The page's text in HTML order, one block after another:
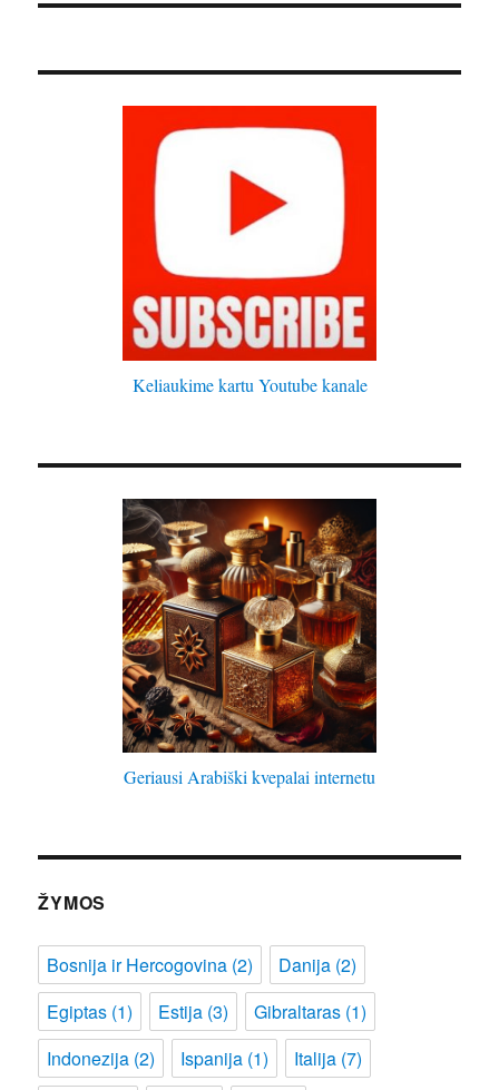
Keliaukime kartu Youtube kanale
Geriausi Arabiški kvepalai internetu
ŽYMOS
Bosnija ir Hercogovina (2) Danija (2)
Egiptas (1) Estija (3) Gibraltaras (1)
Indonezija (2) Ispanija (1) Italija (7)